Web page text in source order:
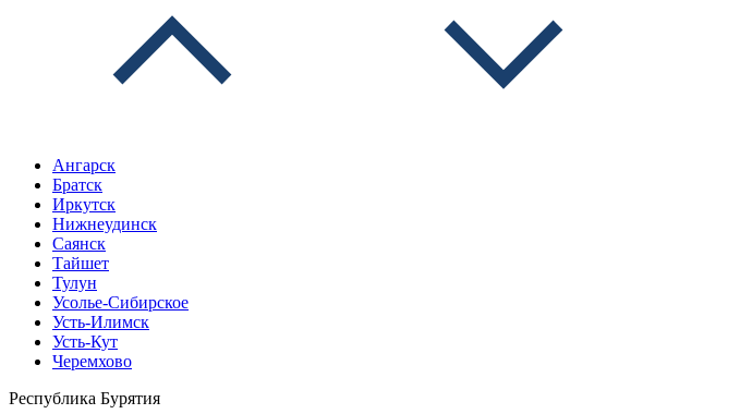
Ангарск
Братск
Иркутск
Нижнеудинск
Саянск
Тайшет
Тулун
Усолье-Сибирское
Усть-Илимск
Усть-Кут
Черемхово
Республика Бурятия